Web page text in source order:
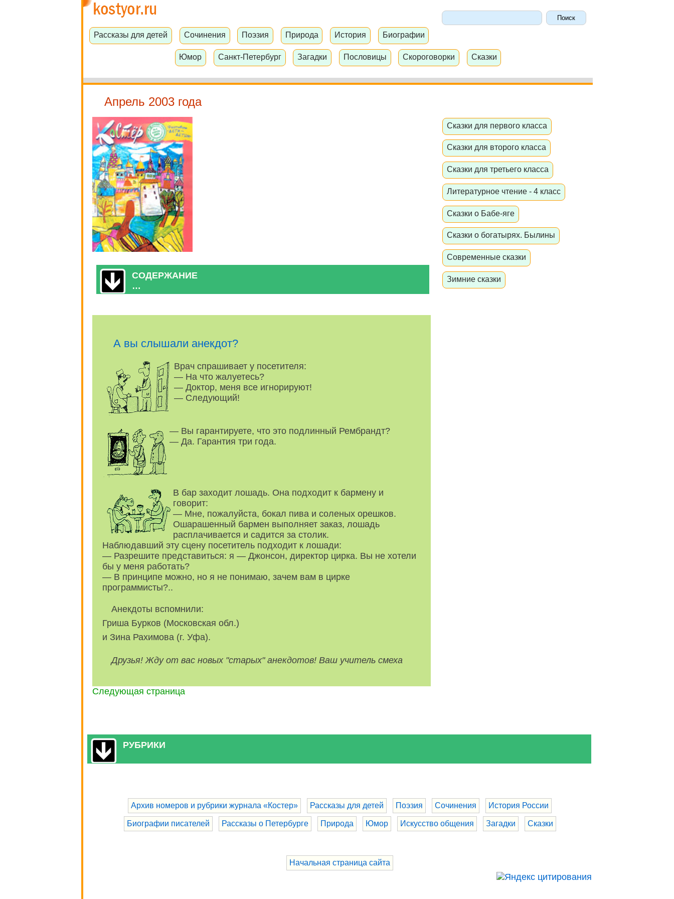
Рассказы для детей Сочинения Поэзия Природа История Биографии
Юмор Санкт-Петербург Загадки Пословицы Скороговорки Сказки
Апрель 2003 года
СОДЕРЖАНИЕ
…
А вы слышали анекдот?
Врач спрашивает у посетителя:
— На что жалуетесь?
— Доктор, меня все игнорируют!
— Следующий!
— Вы гарантируете, что это подлинный Рембрандт?
— Да. Гарантия три года.
В бар заходит лошадь. Она подходит к бармену и
говорит:
— Мне, пожалуйста, бокал пива и соленых орешков.
Ошарашенный бармен выполняет заказ, лошадь
расплачивается и садится за столик.
Наблюдавший эту сцену посетитель подходит к лошади:
— Разрешите представиться: я — Джонсон, директор цирка. Вы не хотели
бы у меня работать?
— В принципе можно, но я не понимаю, зачем вам в цирке
программисты?..
Анекдоты вспомнили:
Гриша Бурков (Московская обл.)
и Зина Рахимова (г. Уфа).
Друзья! Жду от вас новых "старых" анекдотов! Ваш учитель смеха
Следующая страница
Сказки для первого класса
Сказки для второго класса
Сказки для третьего класса
Литературное чтение - 4 класс
Сказки о Бабе-яге
Сказки о богатырях. Былины
Современные сказки
Зимние сказки
РУБРИКИ
Архив номеров и рубрики журнала «Костер» Рассказы для детей Поэзия Сочинения История России
Биографии писателей Рассказы о Петербурге Природа Юмор Искусство общения Загадки Сказки
Начальная страница сайта